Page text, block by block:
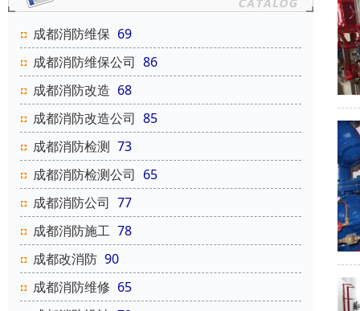
成都消防维保 69
成都消防维保公司 86
成都消防改造 68
成都消防改造公司 85
成都消防检测 73
成都消防检测公司 65
成都消防公司 77
成都消防施工 78
成都改消防 90
成都消防维修 65